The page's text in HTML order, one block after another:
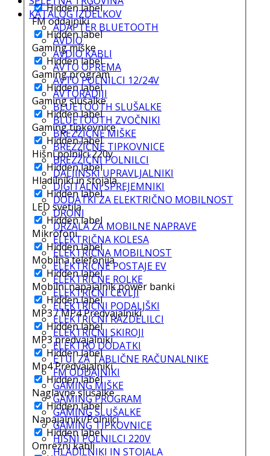
Hidden label
FM oddajniki
Hidden label
Gaming miške
Hidden label
Gaming program
Hidden label
Gaming slušalke
Hidden label
Gaming tipkovnice
Hidden label
Hišni polnilci 220v
Hidden label
Hladilniki in stojala
Hidden label
LED svetila
Hidden label
Mikrofoni
Hidden label
Mobilna telefonija
Hidden label
Mobilni napajalnik power banki
Hidden label
MP3 / MP4 Predvajalniki
Hidden label
MP3 predvajalniki
Hidden label
Mp4 Predvajalniki
Hidden label
Naglavne slušalke
Hidden label
Napajalniki/Polnilci
Hidden label
Omrežni kabli
KATALOG IZDELKOV
ADAPTER BLUETOOTH
AVDIO
AVDIO KABLI
AVTO OPREMA
AVTO POLNILCI 12/24V
AVTORADIJI
BLUETOOTH SLUŠALKE
BLUETOOTH ZVOČNIKI
BREZŽIČNE MIŠKE
BREZŽIČNE TIPKOVNICE
BREZŽIČNI POLNILCI
DALJINSKI UPRAVLJALNIKI
DIGITALNI SPREJEMNIKI
DODATKI ZA ELEKTRIČNO MOBILNOST
DRONI
DRŽALA ZA MOBILNE NAPRAVE
ELEKTRIČNA KOLESA
ELEKTRIČNA MOBILNOST
ELEKTRIČNE POSTAJE EV
ELEKTRIČNE ROLKE
ELEKTRIČNI ČEVLJI
ELEKTRIČNI PODALJŠKI
ELEKTRIČNI RAZDELILCI
ELEKTRIČNI SKIROJI
ELEKTRO DODATKI
ETUI ZA TABLIČNE RAČUNALNIKE
FM ODDAJNIKI
GAMING MIŠKE
GAMING PROGRAM
GAMING SLUŠALKE
GAMING TIPKOVNICE
HIŠNI POLNILCI 220V
HLADILNIKI IN STOJALA